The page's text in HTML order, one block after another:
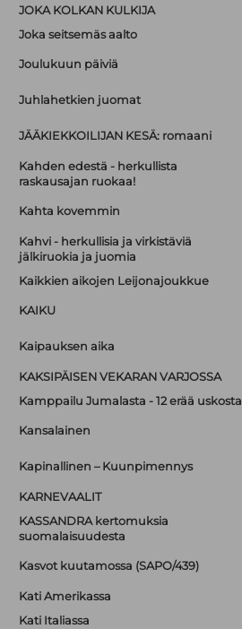
JOKA KOLKAN KULKIJA
Joka seitsemäs aalto
Joulukuun päiviä
Juhlahetkien juomat
JÄÄKIEKKOILIJAN KESÄ: romaani
Kahden edestä - herkullista
raskausajan ruokaa!
Kahta kovemmin
Kahvi - herkullisia ja virkistäviä
jälkiruokia ja juomia
Kaikkien aikojen Leijonajoukkue
KAIKU
Kaipauksen aika
KAKSIPÄISEN VEKARAN VARJOSSA
Kamppailu Jumalasta - 12 erää uskosta
Kansalainen
Kapinallinen – Kuunpimennys
KARNEVAALIT
KASSANDRA kertomuksia
suomalaisuudesta
Kasvot kuutamossa (SAPO/439)
Kati Amerikassa
Kati Italiassa